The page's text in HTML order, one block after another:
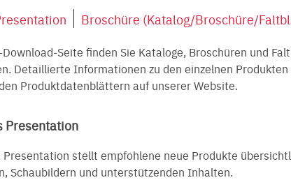
Broschüre (Katalog/Broschüre/
Seite finden Sie Kataloge, Broschüren und
Detaillierte Informationen zu den einzelnen
Produktdatenblättern auf unserer Website.
Presentation
Presentation stellt empfohlene neue Produkte
Schaubildern und unterstützenden Inhalten.